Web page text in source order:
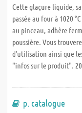
Cette glaçure liquide,
passée au four à 1020
au pinceau, adhère
poussière. Vous
d'utilisation ainsi que
"infos sur le produit".
p. catalogue